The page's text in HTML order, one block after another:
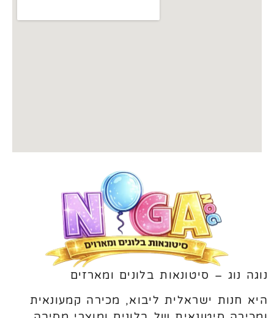
נוגה נוג – סיטונאות בלונים ומארזים
היא חנות ישראלית ליבוא, מכירה קמעונאית